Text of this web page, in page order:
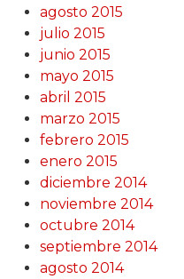
agosto 2015
julio 2015
junio 2015
mayo 2015
abril 2015
marzo 2015
febrero 2015
enero 2015
diciembre 2014
noviembre 2014
octubre 2014
septiembre 2014
agosto 2014